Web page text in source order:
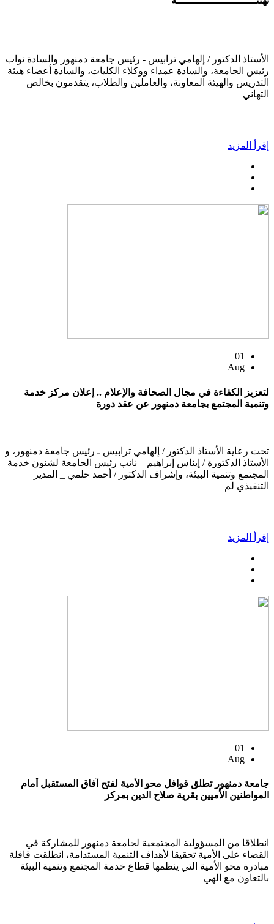
الأستاذ الدكتور / إلهامي ترابيس - رئيس جامعة دمنهور والسادة نواب
رئيس الجامعة، والسادة عمداء ووكلاء الكليات، والسادة أعضاء هيئة
التدريس والهيئة المعاونة، والعاملين والطلاب، يتقدمون بخالص
التهاني
إقرأ المزيد
01
Aug
لتعزيز الكفاءة في مجال الصحافة والإعلام .. إعلان مركز خدمة
وتنمية المجتمع بجامعة دمنهور عن عقد دورة
تحت رعاية الأستاذ الدكتور / إلهامي ترابيس ـ رئيس جامعة دمنهور، و
الأستاذ الدكتورة / إيناس إبراهيم _ نائب رئيس الجامعة لشئون خدمة
المجتمع وتنمية البيئة، وإشراف الدكتور / أحمد حلمي _ المدير
التنفيذي لم
إقرأ المزيد
01
Aug
جامعة دمنهور تطلق قوافل محو الأمية لفتح آفاق المستقبل أمام
المواطنين الأميين بقرية صلاح الدين بمركز
انطلاقا من المسؤولية المجتمعية لجامعة دمنهور للمشاركة في
القضاء على الأمية تحقيقا لأهداف التنمية المستدامة، انطلقت قافلة
مبادرة محو الأمية التي ينظمها قطاع خدمة المجتمع وتنمية البيئة
بالتعاون مع الهي